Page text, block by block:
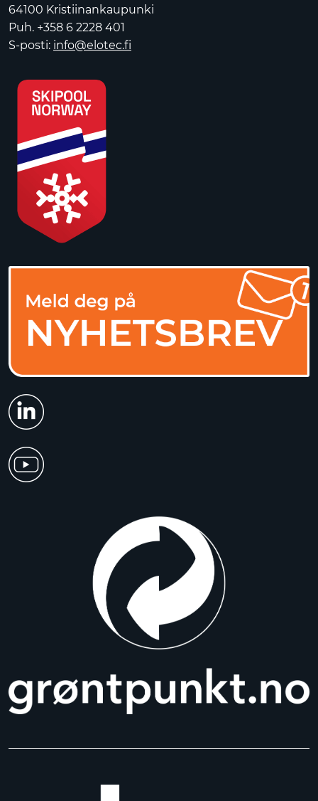
64100 Kristiinankaupunki
Puh. +358 6 2228 401
S-posti: info@elotec.fi